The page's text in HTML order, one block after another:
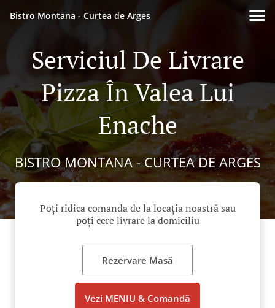
Bistro Montana - Curtea de Arges
Serviciul De Livrare
Pizza În Valea Lui
Enache
BISTRO MONTANA - CURTEA DE ARGES
Poți ridica comanda de la locația noastră sau
poți cere livrare la domiciliu
Rezervare Masă
Vezi MENIU & Comandă